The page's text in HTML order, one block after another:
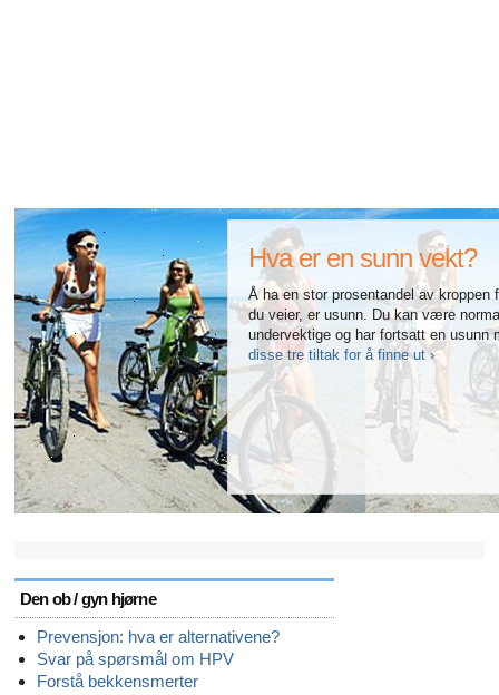
Alle artikler om mannlige reproduksjonssystemet
Alle artikler om Alzheimers sykdomHva er en sunn vekt?
Å ha en stor prosentandel av kroppen
du veier, er usunn. Du kan være
undervektige og har fortsatt en usunn
disse tre tiltak for å finne ut ›
Den ob / gyn hjørne
Prevensjon: hva er alternativene?
Svar på spørsmål om HPV
Forstå bekkensmerter